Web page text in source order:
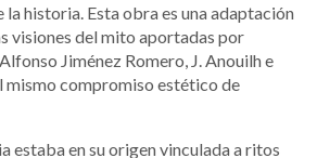
la historia. Esta obra es una adaptación
visiones del mito aportadas por
Jiménez Romero, J. Anouilh e
mismo compromiso estético de
estaba en su origen vinculada a ritos